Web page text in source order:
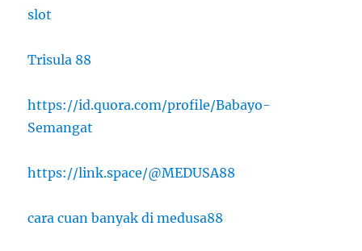
slot
Trisula 88
https://id.quora.com/profile/Babayo-
Semangat
https://link.space/@MEDUSA88
cara cuan banyak di medusa88